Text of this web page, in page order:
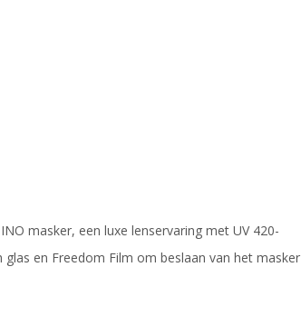
masker, een luxe lenservaring met UV 420-
en Freedom Film om beslaan van het masker